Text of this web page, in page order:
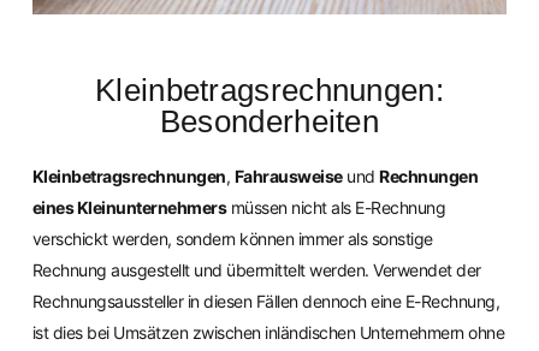
Kleinbetragsrechnungen:
Besonderheiten
Kleinbetragsrechnungen, FahrausweiseundRechnungen
eines Kleinunternehmersmüssen nicht als E-Rechnung
verschickt werden, sondern können immer als sonstige
Rechnung ausgestellt und übermittelt werden. Verwendet der
Rechnungsaussteller in diesen Fällen dennoch eine E-Rechnung,
ist dies bei Umsätzen zwischen inländischen Unternehmern ohne